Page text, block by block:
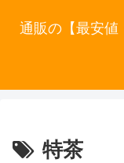
通販の【最安値
特茶